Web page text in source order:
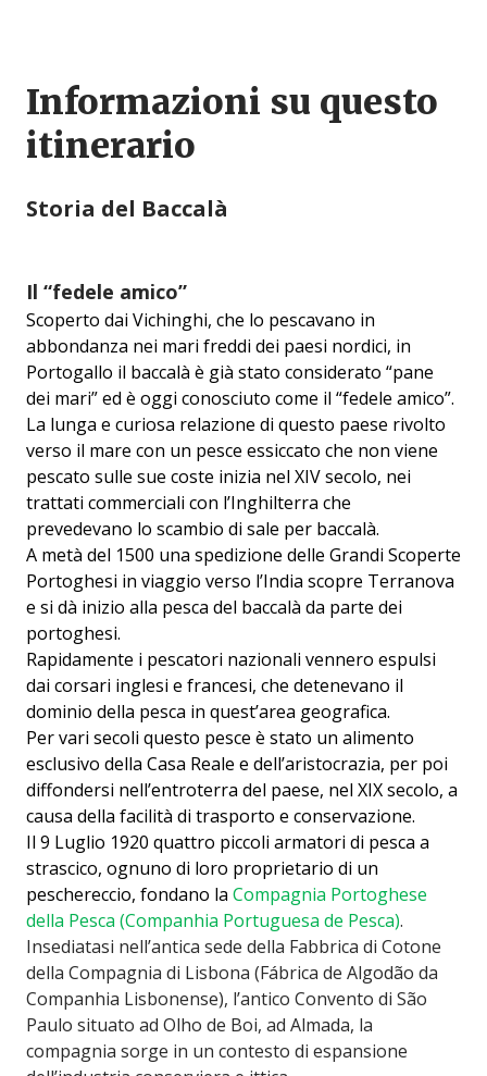
Informazioni su questo
itinerario
Storia del Baccalà
Il “fedele amico”
Scoperto dai Vichinghi, che lo pescavano in
abbondanza nei mari freddi dei paesi nordici, in
Portogallo il baccalà è già stato considerato “pane
dei mari” ed è oggi conosciuto come il “fedele amico”.
La lunga e curiosa relazione di questo paese rivolto
verso il mare con un pesce essiccato che non viene
pescato sulle sue coste inizia nel XIV secolo, nei
trattati commerciali con l’Inghilterra che
prevedevano lo scambio di sale per baccalà.
A metà del 1500 una spedizione delle Grandi Scoperte
Portoghesi in viaggio verso l’India scopre Terranova
e si dà inizio alla pesca del baccalà da parte dei
portoghesi.
Rapidamente i pescatori nazionali vennero espulsi
dai corsari inglesi e francesi, che detenevano il
dominio della pesca in quest’area geografica.
Per vari secoli questo pesce è stato un alimento
esclusivo della Casa Reale e dell’aristocrazia, per poi
diffondersi nell’entroterra del paese, nel XIX secolo, a
causa della facilità di trasporto e conservazione.
Il 9 Luglio 1920 quattro piccoli armatori di pesca a
strascico, ognuno di loro proprietario di un
peschereccio, fondano la Compagnia Portoghese
della Pesca (Companhia Portuguesa de Pesca).
Insediatasi nell’antica sede della Fabbrica di Cotone
della Compagnia di Lisbona (Fábrica de Algodão da
Companhia Lisbonense), l’antico Convento di São
Paulo situato ad Olho de Boi, ad Almada, la
compagnia sorge in un contesto di espansione